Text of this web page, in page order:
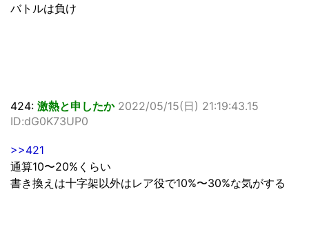
バトルは負け
424: 激熱と申したか 2022/05/15(日) 21:19:43.15
ID:dG0K73UP0
>>421
通算10〜20%くらい
書き換えは十字架以外はレア役で10%〜30%な気がする